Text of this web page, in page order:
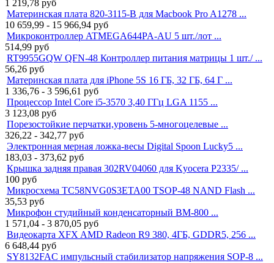
1 219,78 руб
Материнская плата 820-3115-B для Macbook Pro A1278 ...
10 659,99 - 15 966,94 руб
Микроконтроллер ATMEGA644PA-AU 5 шт./лот ...
514,99 руб
RT9955GQW QFN-48 Контроллер питания матрицы 1 шт./ ...
56,26 руб
Материнская плата для iPhone 5S 16 ГБ, 32 ГБ, 64 Г ...
1 336,76 - 3 596,61 руб
Процессор Intel Core i5-3570 3,40 ГГц LGA 1155 ...
3 123,08 руб
Порезостойкие перчатки,уровень 5-многоцелевые ...
326,22 - 342,77 руб
Электронная мерная ложка-весы Digital Spoon Lucky5 ...
183,03 - 373,62 руб
Крышка задняя правая 302RV04060 для Kyocera P2335/ ...
100 руб
Микросхема TC58NVG0S3ETA00 TSOP-48 NAND Flash ...
35,53 руб
Микрофон студийный конденсаторный BM-800 ...
1 571,04 - 3 870,05 руб
Видеокарта XFX AMD Radeon R9 380, 4ГБ, GDDR5, 256 ...
6 648,44 руб
SY8132FAC импульсный стабилизатор напряжения SOP-8 ...